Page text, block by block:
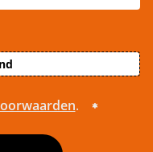
.